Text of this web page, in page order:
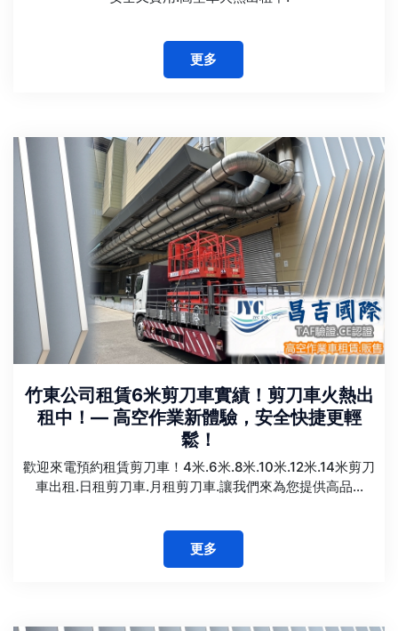
更多
竹東公司租賃6米剪刀車實績！剪刀車火熱出
租中！— 高空作業新體驗，安全快捷更輕
鬆！
歡迎來電預約租賃剪刀車！4米.6米.8米.10米.12米.14米剪刀
車出租.日租剪刀車.月租剪刀車.讓我們來為您提供高品...
更多